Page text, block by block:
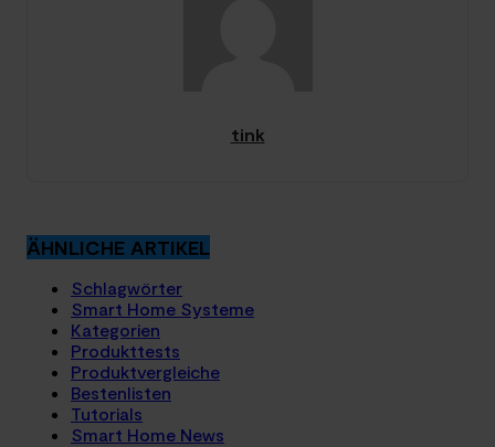
tink
ÄHNLICHE ARTIKEL
Schlagwörter
Smart Home Systeme
Kategorien
Produkttests
Produktvergleiche
Bestenlisten
Tutorials
Smart Home News